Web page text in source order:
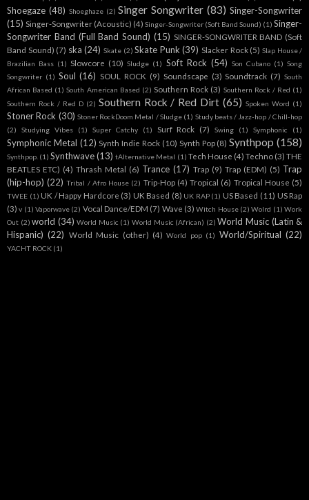
Shoegaze (48) Shoeghaze (2) Singer Songwriter (83) Singer-Songwriter
(15) Singer-Songwriter (Acoustic) (4) Singer-Songwriter (Soft Band Sound) (1) Singer-
Songwriter Band (Full Band Sound) (15) SINGER-SONGWRITER BAND (Soft
Band Sound) (7) ska (24) Skate (2) Skate Punk (39) Slacker Rock (5) Slap House /
Brazilian Bass (1) Slowcore (10) Sludge (1) Soft Rock (54) Son Cubano (1) Song
Songwriter (1) Soul (16) SOUL ROCK (9) Soundscape (3) Soundtrack (7) South
African Based (1) South American Based (2) Southern Rock (3) Southern Rock / Red (1)
Southern Rock / Red D (2) Southern Rock / Red Dirt (65) Spoken Word (1)
Stoner Rock (30) Stoner RockDoom Metal / Sludge (1) Study beats / Jazz-hop / Chill-hop
(2)
Studying Vibes (1) Super Catchy (1) Surf Rock (7) Swing (1) Symphonic (1)
Symphonic Metal (12) Synth Indie Rock (10) Synth Pop (8) Synthpop (158)
Synthpop. (1) Synthwave (13) tAlternative Metal (1) Tech House (4) Techno (3) THE
BEATLES ETC) (4) Thrash Metal (6) Trance (17) Trap (9) Trap (EDM) (5) Trap
(hip-hop) (22) Tribal / Afro House (2) Trip-Hop (4) Tropical (6) Tropical House (5)
TWEE (1) UK / Happy Hardcore (3) UK Based (8) UK RAP (1) US Based (11) US Rap
(3) v (1) Vaporwave (2) Vocal Dance/EDM (7) Wave (3) Witch House (2) Wolrd (1) Work
Out (2) world (34) World Music (1) World Music (African) (2) World Music (Latin &
Hispanic) (22) World Music (other) (4) World pop (1) World/Spiritual (22)
YACHT ROCK (1)